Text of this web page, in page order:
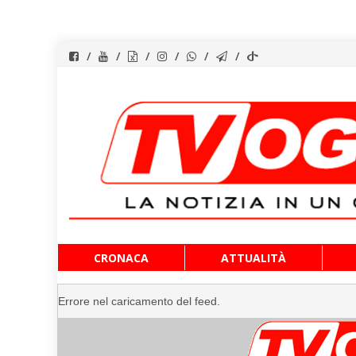
al
contenuto
CRONACA ATTUALITÀ
Errore nel caricamento del feed.